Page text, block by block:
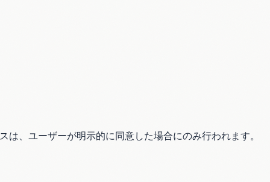
は、ユーザーが明示的に同意した場合にのみ行われます。